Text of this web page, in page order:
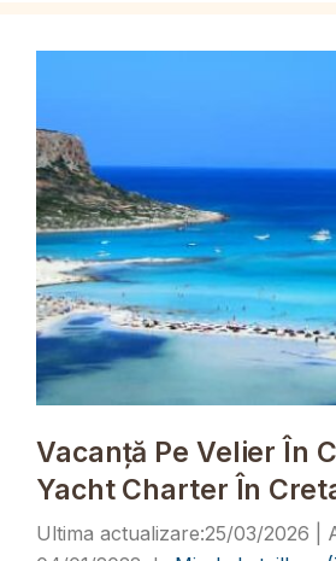
Vacanță Pe Velier În
Yacht Charter În
25/03/2026